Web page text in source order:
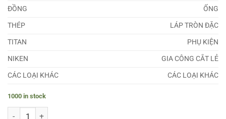
ĐỒNG
ỐNG
THÉP
LÁP TRÒN ĐẶC
TITAN
PHỤ KIỆN
NIKEN
GIA CÔNG CẮT LẺ
CÁC LOẠI KHÁC
CÁC LOẠI KHÁC
1000 in stock
Đồng CuPb1P quantity